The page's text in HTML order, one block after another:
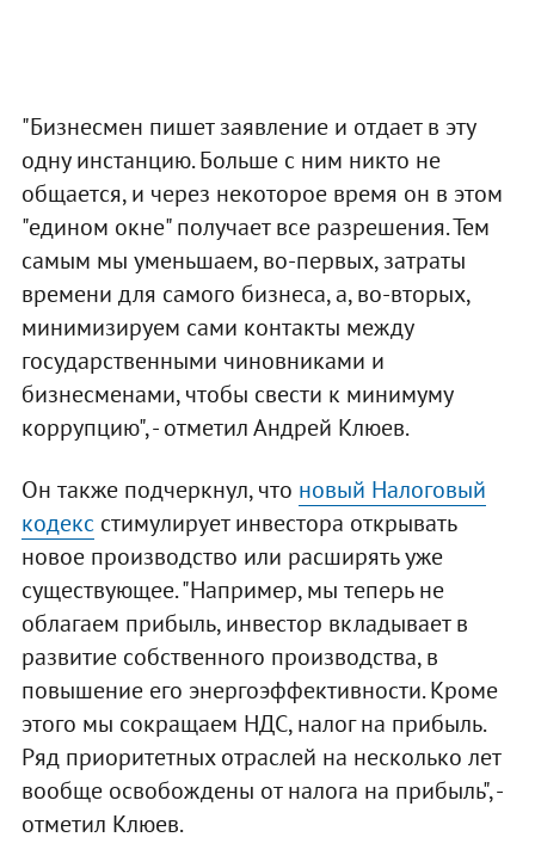
"Бизнесмен пишет заявление и отдает в эту
одну инстанцию. Больше с ним никто не
общается, и через некоторое время он в этом
"едином окне" получает все разрешения. Тем
самым мы уменьшаем, во-первых, затраты
времени для самого бизнеса, а, во-вторых,
минимизируем сами контакты между
государственными чиновниками и
бизнесменами, чтобы свести к минимуму
коррупцию", - отметил Андрей Клюев.
Он также подчеркнул, что новый Налоговый
кодексстимулирует инвестора открывать
новое производство или расширять уже
существующее. "Например, мы теперь не
облагаем прибыль, инвестор вкладывает в
развитие собственного производства, в
повышение его энергоэффективности. Кроме
этого мы сокращаем НДС, налог на прибыль.
Ряд приоритетных отраслей на несколько лет
вообще освобождены от налога на прибыль", -
отметил Клюев.